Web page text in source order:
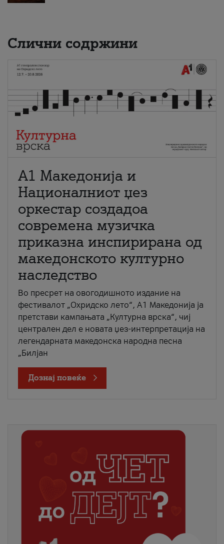
Слични содржини
А1 Македонија и
Националниот џез
оркестар создадоа
современа музичка
приказна инспирирана од
македонското културно
наследство
Во пресрет на овогодишното издание на
фестивалот „Охридско лето“, А1 Македонија ја
претстави кампањата „Културна врска“, чиј
централен дел е новата џез-интерпретација на
легендарната македонска народна песна
„Билјан
Дознај повеќе